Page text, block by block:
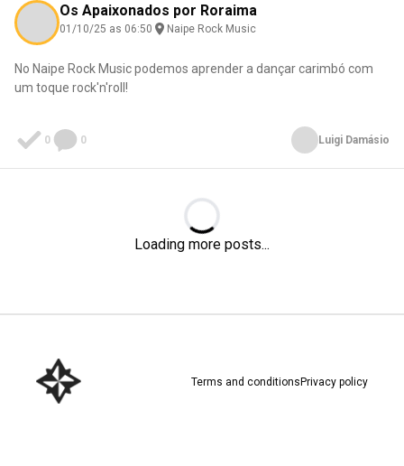
Os Apaixonados por Roraima
01/10/25 as 06:50 Naipe Rock Music
No Naipe Rock Music podemos aprender a dançar carimbó com
um toque rock'n'roll!
0 0 Luigi Damásio
Loading...
Loading more posts...
Terms and conditions Privacy policy